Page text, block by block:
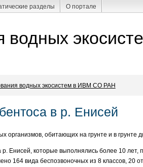
разделы О портале
водных
водных экосистем в ИВМ СО РАН
в р. Енисей
организмов, обитающих на грунте и в грунте
р. Енисей, которые выполнялись более 10
164 вида беспозвоночных из 8 классов, 20